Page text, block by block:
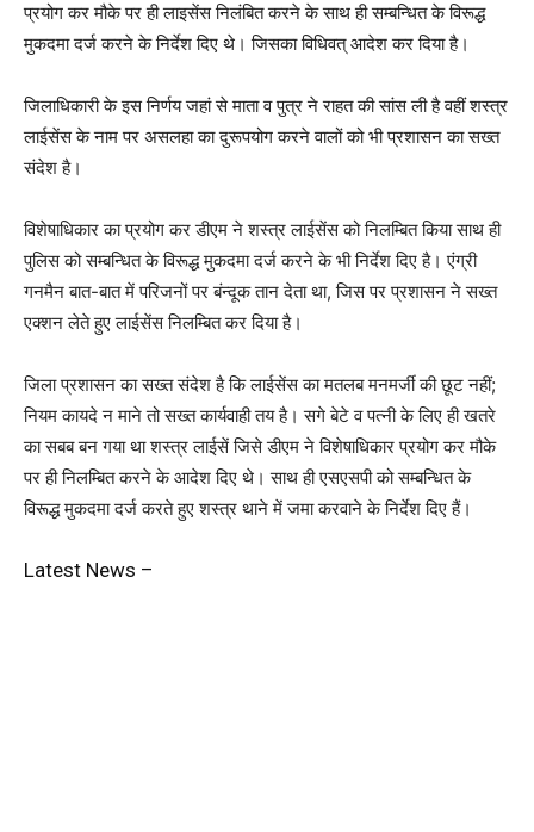
प्रयोग कर मौके पर ही लाइसेंस निलंबित करने के साथ ही सम्बन्धित के विरूद्ध
मुकदमा दर्ज करने के निर्देश दिए थे। जिसका विधिवत् आदेश कर दिया है।
जिलाधिकारी के इस निर्णय जहां से माता व पुत्र ने राहत की सांस ली है वहीं शस्त्र
लाईसेंस के नाम पर असलहा का दुरूपयोग करने वालों को भी प्रशासन का सख्त
संदेश है।
विशेषाधिकार का प्रयोग कर डीएम ने शस्त्र लाईसेंस को निलम्बित किया साथ ही
पुलिस को सम्बन्धित के विरूद्ध मुकदमा दर्ज करने के भी निर्देश दिए है। एंग्री
गनमैन बात-बात में परिजनों पर बंन्दूक तान देता था, जिस पर प्रशासन ने सख्त
एक्शन लेते हुए लाईसेंस निलम्बित कर दिया है।
जिला प्रशासन का सख्त संदेश है कि लाईसेंस का मतलब मनमर्जी की छूट नहीं;
नियम कायदे न माने तो सख्त कार्यवाही तय है। सगे बेटे व पत्नी के लिए ही खतरे
का सबब बन गया था शस्त्र लाईसें जिसे डीएम ने विशेषाधिकार प्रयोग कर मौके
पर ही निलम्बित करने के आदेश दिए थे। साथ ही एसएसपी को सम्बन्धित के
विरूद्ध मुकदमा दर्ज करते हुए शस्त्र थाने में जमा करवाने के निर्देश दिए हैं।
Latest News –